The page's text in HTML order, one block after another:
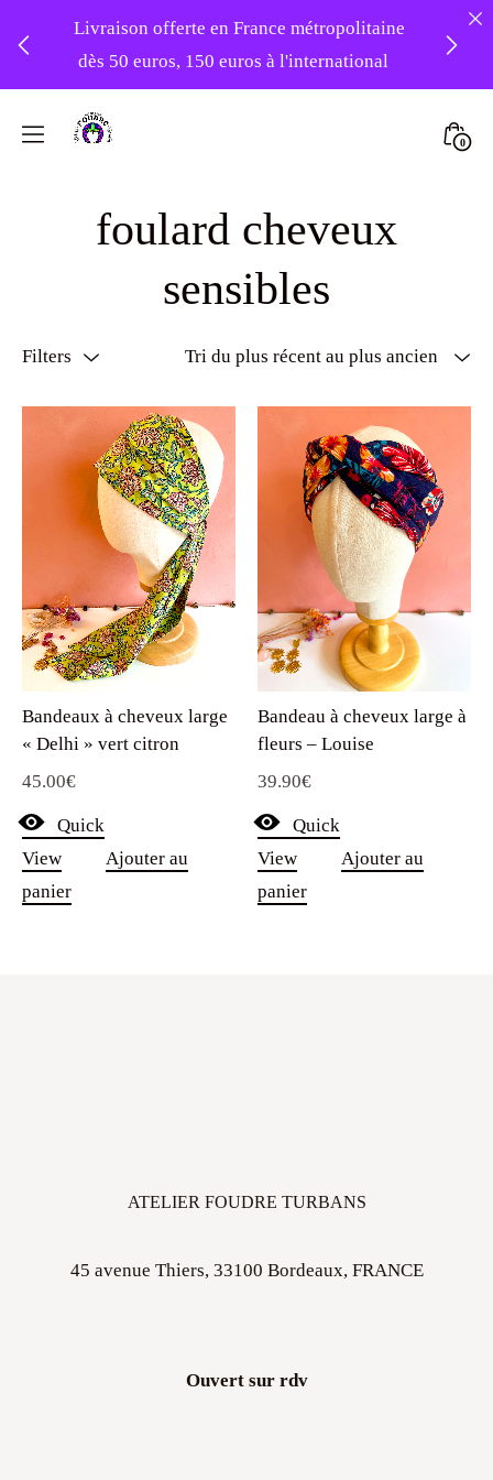
Livraison offerte en France métropolitaine
dès 50 euros, 150 euros à l'international
commandes à partir du 31/08 ❤️
PATIENCE
Turbans
0
foulard cheveux
sensibles
Filters
Bandeaux à cheveux large
« Delhi » vert citron
45.00€
Quick
View
Ajouter au
panier
Bandeau à cheveux large à
fleurs – Louise
39.90€
Quick
View
Ajouter au
panier
ATELIER FOUDRE TURBANS
45 avenue Thiers, 33100 Bordeaux, FRANCE
Ouvert sur rdv